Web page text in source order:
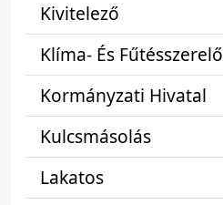
Kivitelező
Klíma- És Fűtésszerelő
Kormányzati Hivatal
Kulcsmásolás
Lakatos